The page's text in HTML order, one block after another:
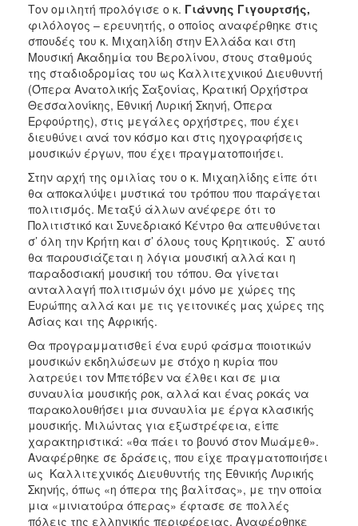
Τον ομιλητή προλόγισε ο κ. Γιάννης Γιγουρτσής,
φιλόλογος – ερευνητής, ο οποίος αναφέρθηκε στις
σπουδές του κ. Μιχαηλίδη στην Ελλάδα και στη
Μουσική Ακαδημία του Βερολίνου, στους σταθμούς
της σταδιοδρομίας του ως Καλλιτεχνικού Διευθυντή
(Όπερα Ανατολικής Σαξονίας, Κρατική Ορχήστρα
Θεσσαλονίκης, Εθνική Λυρική Σκηνή, Όπερα
Ερφούρτης), στις μεγάλες ορχήστρες, που έχει
διευθύνει ανά τον κόσμο και στις ηχογραφήσεις
μουσικών έργων, που έχει πραγματοποιήσει.
Στην αρχή της ομιλίας του ο κ. Μιχαηλίδης είπε ότι
θα αποκαλύψει μυστικά του τρόπου που παράγεται
πολιτισμός. Μεταξύ άλλων ανέφερε ότι το
Πολιτιστικό και Συνεδριακό Κέντρο θα απευθύνεται
σ’ όλη την Κρήτη και σ’ όλους τους Κρητικούς. Σ’ αυτό
θα παρουσιάζεται η λόγια μουσική αλλά και η
παραδοσιακή μουσική του τόπου. Θα γίνεται
ανταλλαγή πολιτισμών όχι μόνο με χώρες της
Ευρώπης αλλά και με τις γειτονικές μας χώρες της
Ασίας και της Αφρικής.
Θα προγραμματισθεί ένα ευρύ φάσμα ποιοτικών
μουσικών εκδηλώσεων με στόχο η κυρία που
λατρεύει τον Μπετόβεν να έλθει και σε μια
συναυλία μουσικής ροκ, αλλά και ένας ροκάς να
παρακολουθήσει μια συναυλία με έργα κλασικής
μουσικής. Μιλώντας για εξωστρέφεια, είπε
χαρακτηριστικά: «θα πάει το βουνό στον Μωάμεθ».
Αναφέρθηκε σε δράσεις, που είχε πραγματοποιήσει
ως Καλλιτεχνικός Διευθυντής της Εθνικής Λυρικής
Σκηνής, όπως «η όπερα της βαλίτσας», με την οποία
μια «μινιατούρα όπερας» έφτασε σε πολλές
πόλεις της ελληνικής περιφέρειας. Αναφέρθηκε